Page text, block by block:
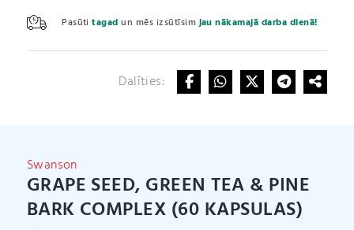
Tea
&
Pine
Pasūtitagad un mēs izsūtīsimjau nākamajā darba dienā!
e
r
n
Dalīties:
Swanson
GRAPE SEED, GREEN TEA & PINE
BARK COMPLEX (60 KAPSULAS)